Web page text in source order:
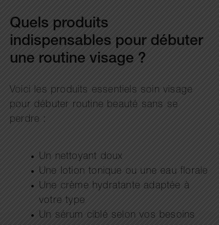
Quels produits
indispensables pour débuter
une routine visage ?
Voici les produits essentiels soin visage
pour débuter routine beauté sans se
perdre :
Un nettoyant doux
Une lotion tonique ou une eau florale
Une crème hydratante adaptée à
votre type
Un sérum ciblé selon vos besoins